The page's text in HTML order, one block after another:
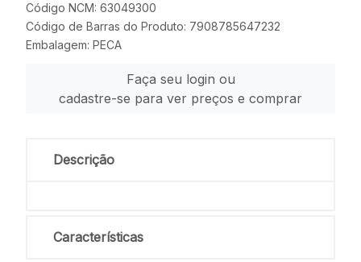
Código NCM: 63049300
Código de Barras do Produto: 7908785647232
Embalagem: PECA
Faça seu login ou
cadastre-se para ver preços e comprar
Descrição
Características